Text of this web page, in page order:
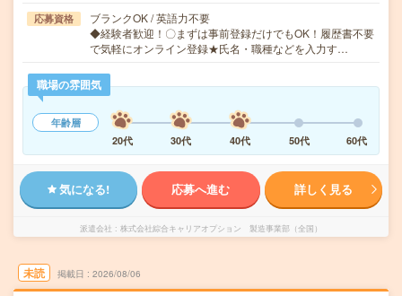
応募資格
ブランクOK / 英語力不要
◆経験者歓迎！〇まずは事前登録だけでもOK！履歴書不要
で気軽にオンライン登録★氏名・職種などを入力す…
職場の雰囲気
年齢層
20代
30代 40代 50代 60代
気になる! 応募へ進む 詳しく見る
派遣会社 株式会社綜合キャリアオプション 製造事業部（全国）
未読 掲載日 2026/08/06